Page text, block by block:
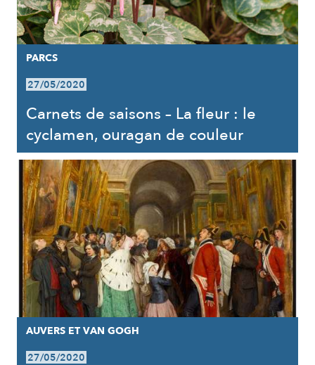
PARCS
27/05/2020
Carnets de saisons – La fleur : le
cyclamen, ouragan de couleur
AUVERS ET VAN GOGH
27/05/2020